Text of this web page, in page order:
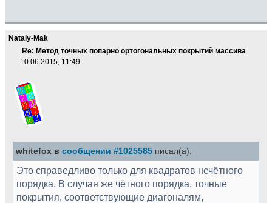
Nataly-Mak
Re: Метод точных попарно ортогональных покрытий массива
10.06.2015, 11:49
whitefox в сообщении #1025585 писал(а):
Это справедливо только для квадратов нечётного
порядка. В случая же чётного порядка, точные
покрытия, соответствующие диагоналям,